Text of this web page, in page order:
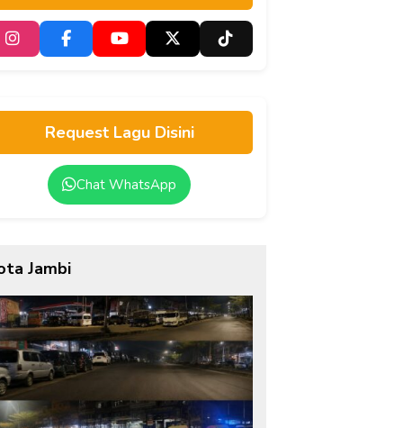
Request Lagu Disini
Chat WhatsApp
Jambi